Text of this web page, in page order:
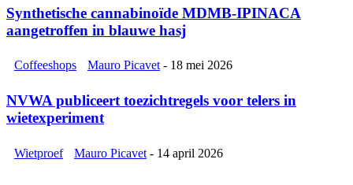
Synthetische cannabinoïde MDMB-IPINACA
aangetroffen in blauwe hasj
Coffeeshops Mauro Picavet - 18 mei 2026
NVWA publiceert toezichtregels voor telers in
wietexperiment
Wietproef Mauro Picavet - 14 april 2026